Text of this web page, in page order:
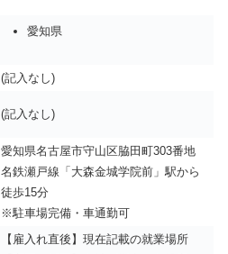
愛知県
(記入なし)
(記入なし)
愛知県名古屋市守山区脇田町303番地
名鉄瀬戸線「大森金城学院前」駅から
徒歩15分
※駐車場完備・車通勤可
【雇入れ直後】現在記載の就業場所